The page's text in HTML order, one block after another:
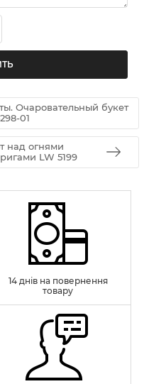
Очаровательный букет
01
над огнями
LW 5199
14 днів на повернення
товару